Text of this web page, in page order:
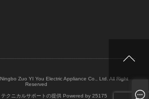
Zuo YI You Electric Appliance Co., Ltd. All Right
Reserved
クニカルサポートの提供 Powered by 25175